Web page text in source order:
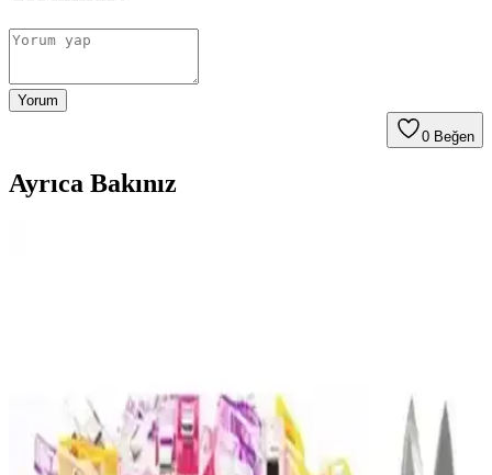
Yorum
0 Beğen
Ayrıca Bakınız
Palmiye Hobi Sanat Kırtasiye Sayılarla Boyama
Setleri Karşılaştırması ve Detaylı İnceleme
Palmiye Hobi Sanat kırtasiye'nin Kayık ve Sahil Kasabası temalı